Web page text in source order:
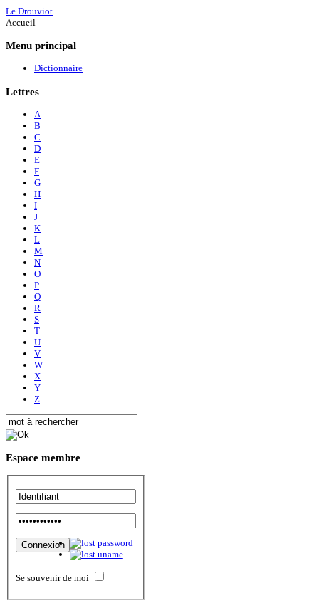
Le Drouviot
Accueil
Menu principal
Dictionnaire
Lettres
A
B
C
D
E
F
G
H
I
J
K
L
M
N
O
P
Q
R
S
T
U
V
W
X
Y
Z
Espace membre
Se souvenir de moi